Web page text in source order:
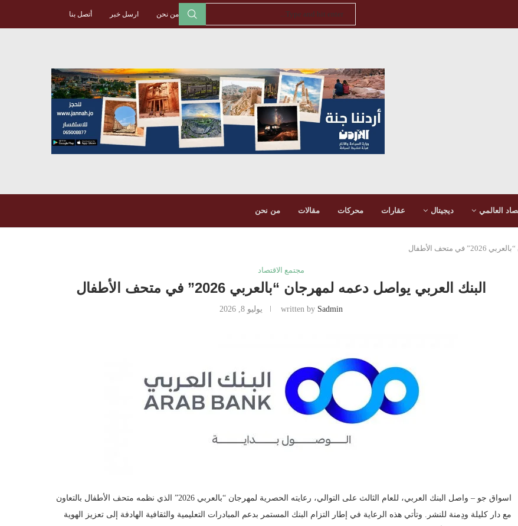
من نحن ارسل خبر أتصل بنا
العالمي ديجيتال عقارات محركات مقالات من نحن
الأطفال
مجتمع الاقتصاد
البنك العربي يواصل دعمه لمهرجان “بالعربي 2026” في متحف الأطفال
written by Sadmin يوليو 8, 2026
اسواق جو – واصل البنك العربي، للعام الثالث على التوالي، رعايته الحصرية لمهرجان “بالعربي 2026” الذي نظمه متحف الأطفال بالتعاون
مع دار كليلة ودِمنة للنشر. وتأتي هذه الرعاية في إطار التزام البنك المستمر بدعم المبادرات التعليمية والثقافية الهادفة إلى تعزيز الهوية